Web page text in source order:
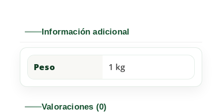
Información adicional
Peso 1 kg
Valoraciones (0)